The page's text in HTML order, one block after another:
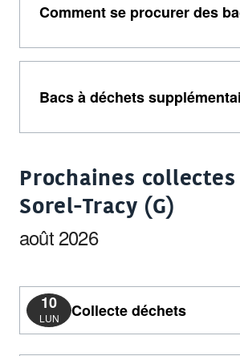
Comment se procurer des
Bacs à déchets
Prochaines
Sorel-Tracy (G)
août 2026
10
LUN Collecte déchets